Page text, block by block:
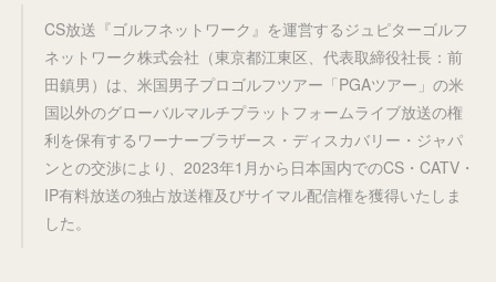
CS放送『ゴルフネットワーク』を運営するジュピターゴルフ
ネットワーク株式会社（東京都江東区、代表取締役社長：前
田鎮男）は、米国男子プロゴルフツアー「PGAツアー」の米
国以外のグローバルマルチプラットフォームライブ放送の権
利を保有するワーナーブラザース・ディスカバリー・ジャパ
ンとの交渉により、2023年1月から日本国内でのCS・CATV・
IP有料放送の独占放送権及びサイマル配信権を獲得いたしま
した。